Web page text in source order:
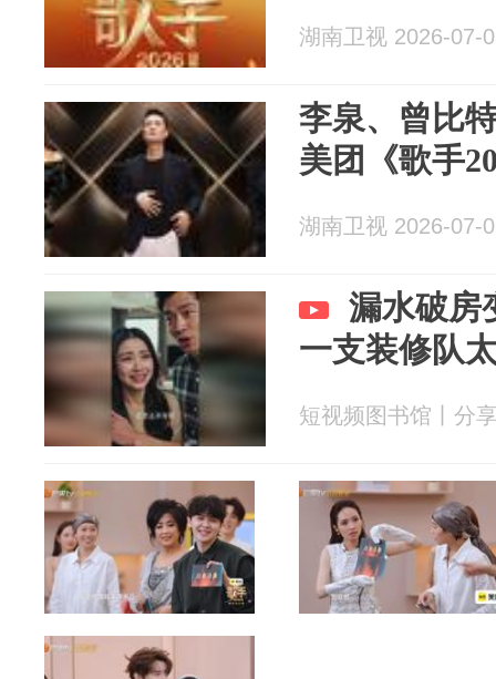
湖南卫视 2026-07-
李泉、曾比
美团《歌手
湖南卫视 2026-07-
漏水破房
一支装修队
短视频图书馆丨分